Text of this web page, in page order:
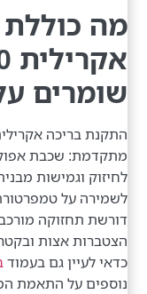
מה כוללת
שומרים
מתקדמת: שכבת
דורשת תחזוקה
הצטברות אצות
כדאי לעיין גם בעמוד
נוספים על התאמת